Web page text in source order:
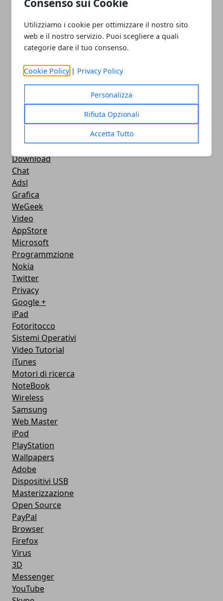
Utilizziamo i cookie per ottimizzare il nostro sito
web e il nostro servizio. Puoi scegliere a quali
categorie dare il tuo consenso.
Cookie Policy | Privacy Policy
Personalizza
Rifiuta Opzionali
Accetta Tutto
Smartphone
Apple
Videogames
Streaming
Android
Musica
MacBook
Console
Cellulari
Download
Chat
Adsl
Grafica
WeGeek
Video
AppStore
Microsoft
Programmzione
Nokia
Twitter
Privacy
Google +
iPad
Fotoritocco
Sistemi Operativi
Video Tutorial
iTunes
Motori di ricerca
NoteBook
Wireless
Samsung
Web Master
iPod
PlayStation
Wallpapers
Adobe
Dispositivi USB
Masterizzazione
Open Source
PayPal
Browser
Firefox
Virus
3D
Messenger
YouTube